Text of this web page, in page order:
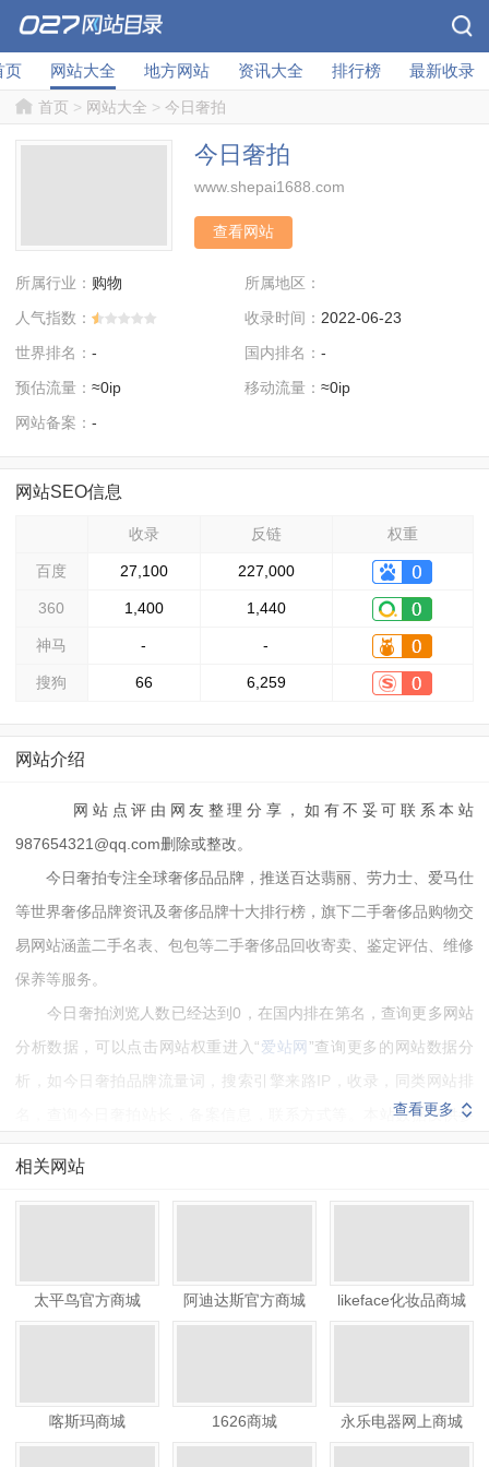
页 网站大全 地方网站 资讯大全 排行榜 最新收录
首页 > 网站大全 > 今日奢拍
今日奢拍
www.shepai1688.com
查看网站
所属行业： 购物
所属地区：
人气指数：
收录时间： 2022-06-23
世界排名： - 国内排名： -
预估流量： ≈0ip 移动流量： ≈0ip
网站备案： -
网站SEO信息
收录 反链 权重
百度 27,100 227,000
360 1,400 1,440
神马 - -
搜狗 66 6,259
网站介绍
网站点评由网友整理分享，如有不妥可联系本站
987654321@qq.com删除或整改。
今日奢拍专注全球奢侈品品牌，推送百达翡丽、劳力士、爱马仕
等世界奢侈品牌资讯及奢侈品牌十大排行榜，旗下二手奢侈品购物交
易网站涵盖二手名表、包包等二手奢侈品回收寄卖、鉴定评估、维修
保养等服务。
今日奢拍浏览人数已经达到0，在国内排在第名，查询更多网站
分析数据，可以点击网站权重进入“爱站网 ”查询更多的网站数据分
析，如今日奢拍品牌流量词，搜索引擎来路IP，收录，同类网站排
名，查询今日奢拍站长，备案信息，联系方式等。本站数据仅供参
查看更多
相关网站
太平鸟官方商城 阿迪达斯官方商城 likeface化妆品商城
喀斯玛商城 1626商城 永乐电器网上商城